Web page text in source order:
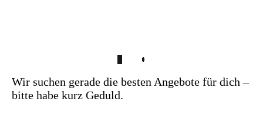
Wir suchen gerade die besten Angebote für dich –
bitte habe kurz Geduld.